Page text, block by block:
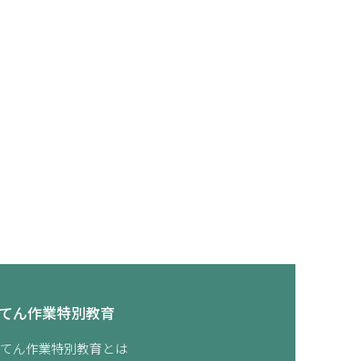
ん作業特別教育
ん作業特別教育とは